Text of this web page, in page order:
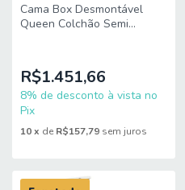
Cama Box Desmontável
Queen Colchão Semi
158x198x65cm King Espuma
R$1.451,66
8% de desconto à vista no
Pix
10x de R$157,79 sem juros